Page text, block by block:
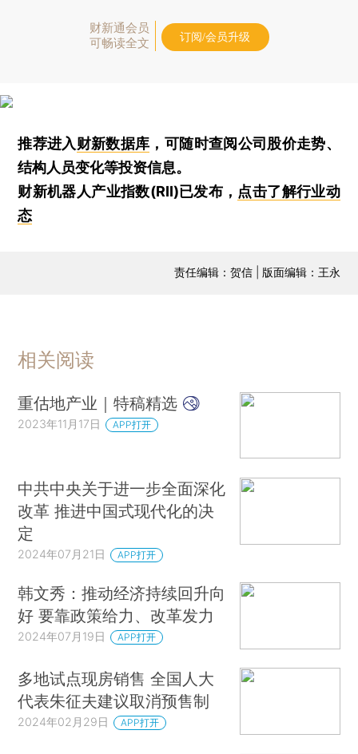
财新通会员
可畅读全文
订阅/会员升级
推荐进入财新数据库 ，可随时查阅公司股价走势、
结构人员变化等投资信息。
财新机器人产业指数(RII)已发布， 点击了解行业动
态
责任编辑：贺信 | 版面编辑：王永
相关阅读
重估地产业｜特稿精选
2023年11月17日 APP打开
中共中央关于进一步全面深化
改革 推进中国式现代化的决
定
2024年07月21日 APP打开
韩文秀：推动经济持续回升向
好 要靠政策给力、改革发力
2024年07月19日 APP打开
多地试点现房销售 全国人大
代表朱征夫建议取消预售制
2024年02月29日 APP打开